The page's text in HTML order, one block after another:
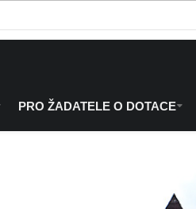
PRO ŽADATELE O DOTACE